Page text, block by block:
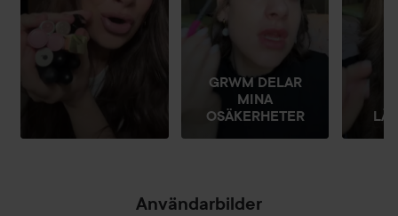
GRWM DELAR
MINA
OSÄKERHETER
Användarbilder